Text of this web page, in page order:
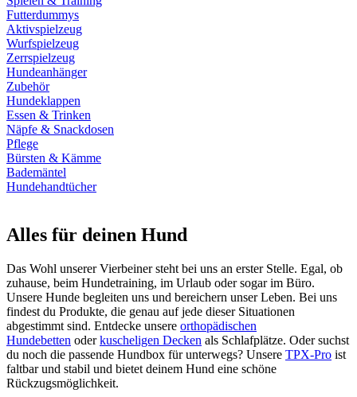
Futterdummys
Aktivspielzeug
Wurfspielzeug
Zerrspielzeug
Hundeanhänger
Zubehör
Hundeklappen
Essen & Trinken
Näpfe & Snackdosen
Pflege
Bürsten & Kämme
Bademäntel
Hundehandtücher
Alles für deinen Hund
Das Wohl unserer Vierbeiner steht bei uns an erster Stelle. Egal, ob
zuhause, beim Hundetraining, im Urlaub oder sogar im Büro.
Unsere Hunde begleiten uns und bereichern unser Leben. Bei uns
findest du Produkte, die genau auf jede dieser Situationen
abgestimmt sind. Entdecke unsere orthopädischen
Hundebetten oderkuscheligen Decken als Schlafplätze. Oder suchst
du noch die passende Hundbox für unterwegs? Unsere TPX-Pro ist
faltbar und stabil und bietet deinem Hund eine schöne
Rückzugsmöglichkeit.